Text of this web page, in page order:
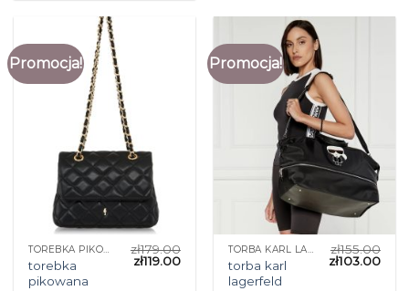
Promocja!
TOREBKA PIKOWANA
torebka
pikowana
zł179.00
zł119.00
Promocja!
TORBA KARL LAGERFELD
torba karl
lagerfeld
zł155.00
zł103.00